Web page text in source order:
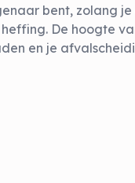
bent, zolang
De hoogte
en je